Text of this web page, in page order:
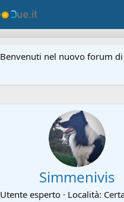
Benvenuti nel nuovo forum
Simmenivis
Utente esperto · Località: